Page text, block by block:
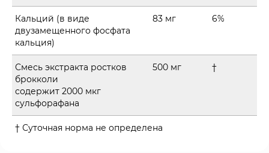
Кальций (в виде
двузамещенного фосфата
кальция)
83 мг 6%
Смесь экстракта ростков
брокколи
содержит 2000 мкг
сульфорафана
500 мг †
† Суточная норма не определена